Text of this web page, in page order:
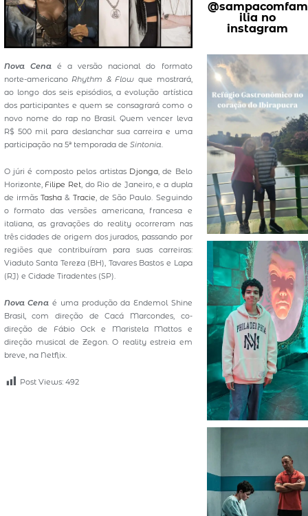
Nova Cena é a versão nacional do formato
norte-americano Rhythm & Flow que mostrará,
ao longo dos seis episódios, a evolução artística
dos participantes e quem se consagrará como o
novo nome do rap no Brasil. Quem vencer leva
R$ 500 mil para deslanchar sua carreira e uma
participação na 5ª temporada de Sintonia
O júri é composto pelos artistas Djonga, de Belo
Horizonte, Filipe Ret , do Rio de Janeiro, e a dupla
de irmãsTasha & Tracie , de São Paulo. Seguindo
o formato das versões americana, francesa e
italiana, as gravações do reality ocorreram nas
três cidades de origem dos jurados, passando por
regiões que contribuíram para suas carreiras:
Viaduto Santa Tereza (BH), Tavares Bastos e Lapa
(RJ) e Cidade Tiradentes (SP).
Nova Cena é uma produção da Endemol Shine
Brasil, com direção de Cacá Marcondes, co-
direção de Fábio Ock e Maristela Mattos e
direção musical de Zegon. O reality estreia em
breve, na Netflix.
Post Views: 492
@sampacomfam
ilia no
instagram